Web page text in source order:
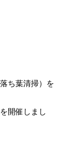
ち葉清掃）を
を開催しまし